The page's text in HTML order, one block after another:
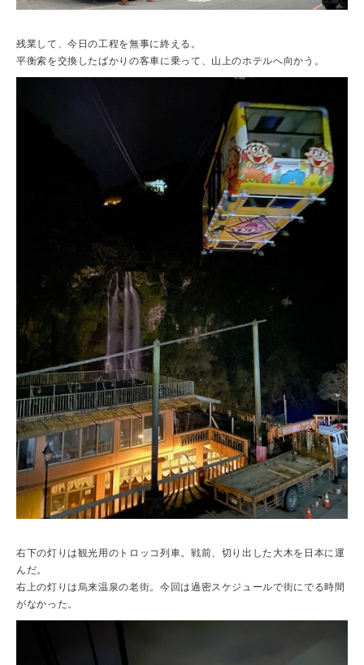
残業して、今日の工程を無事に終える。
平衡索を交換したばかりの客車に乗って、山上のホテルへ向かう。
右下の灯りは観光用のトロッコ列車。戦前、切り出した大木を日本に運
んだ。
右上の灯りは烏来温泉の老街。今回は過密スケジュールで街にでる時間
がなかった。